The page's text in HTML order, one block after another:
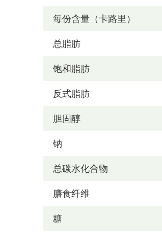
每份含量（卡路里）
总脂肪
饱和脂肪
反式脂肪
胆固醇
钠
总碳水化合物
膳食纤维
糖